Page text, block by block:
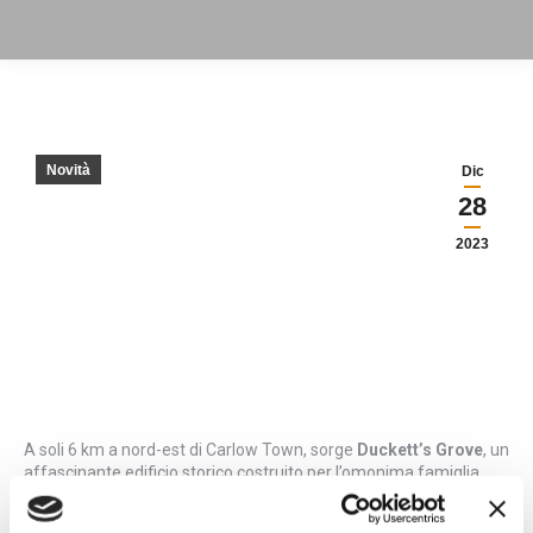
Dic
28
2023
Novità
A soli 6 km a nord-est di Carlow Town, sorge Duckett’s Grove, un
affascinante edificio storico costruito per l’omonima famiglia.
Risalente al 1830, l’edificio è noto per i suoi splendidi giardini
ornamentali, con labirinti, rigogliosi roseti e ampie distese di